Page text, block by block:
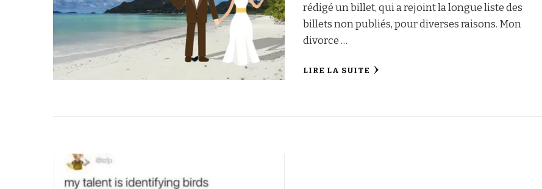
rédigé un billet, qui a rejoint la longue liste des
billets non publiés, pour diverses raisons. Mon
divorce …
LIRE LA SUITE